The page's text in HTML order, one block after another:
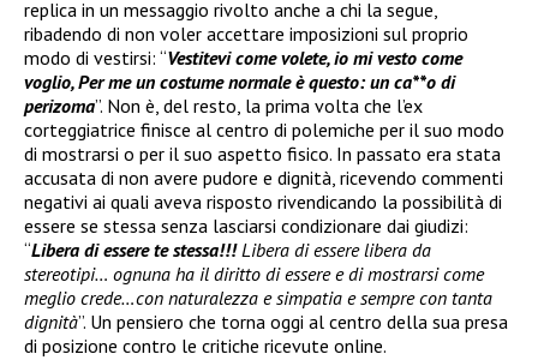
replica in un messaggio rivolto anche a chi la segue,
ribadendo di non voler accettare imposizioni sul proprio
modo di vestirsi: “Vestitevi come volete, io mi vesto come
voglio, Per me un costume normale è questo: un ca**o di
perizoma”. Non è, del resto, la prima volta che l’ex
corteggiatrice finisce al centro di polemiche per il suo modo
di mostrarsi o per il suo aspetto fisico. In passato era stata
accusata di non avere pudore e dignità, ricevendo commenti
negativi ai quali aveva risposto rivendicando la possibilità di
essere se stessa senza lasciarsi condizionare dai giudizi:
“Libera di essere te stessa!!!Libera di essere libera da
stereotipi… ognuna ha il diritto di essere e di mostrarsi come
meglio crede…con naturalezza e simpatia e sempre con tanta
dignità”. Un pensiero che torna oggi al centro della sua presa
di posizione contro le critiche ricevute online.